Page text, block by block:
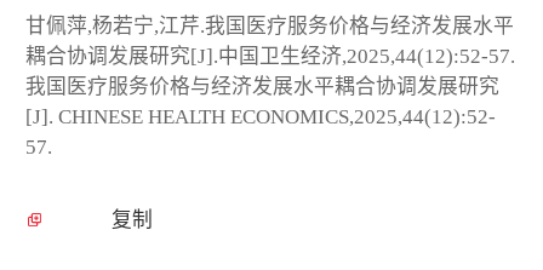
甘佩萍,杨若宁,江芹.我国医疗服务价格与经济发展水平
耦合协调发展研究[J].中国卫生经济,2025,44(12):52-57.
我国医疗服务价格与经济发展水平耦合协调发展研究
[J]. CHINESE HEALTH ECONOMICS,2025,44(12):52-
57.
复制